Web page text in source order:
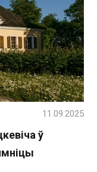
ў
11.09.2025